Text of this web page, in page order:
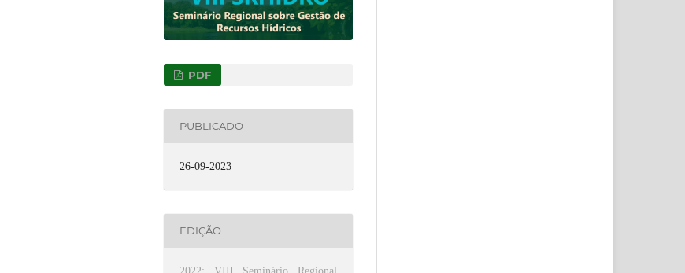
PDF
PUBLICADO
26-09-2023
EDIÇÃO